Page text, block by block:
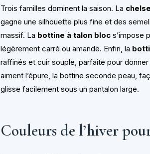
Trois familles dominent la saison. La
gagne une silhouette plus fine et des
massif. La bottine à talon bloc s’impose
légèrement carré ou amande. Enfin, la
raffinés et cuir souple, parfaite pour
aiment l’épure, la bottine seconde peau,
glisse facilement sous un pantalon large.
Couleurs de l’hiver